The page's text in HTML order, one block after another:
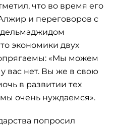
что во время его
и переговоров с
экономики двух
«Мы можем
вас нет. Вы же в свою
в развитии тех
очень нуждаемся».
попросил